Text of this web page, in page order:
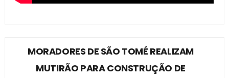
MORADORES DE SÃO TOMÉ REALIZAM
MUTIRÃO PARA CONSTRUÇÃO DE